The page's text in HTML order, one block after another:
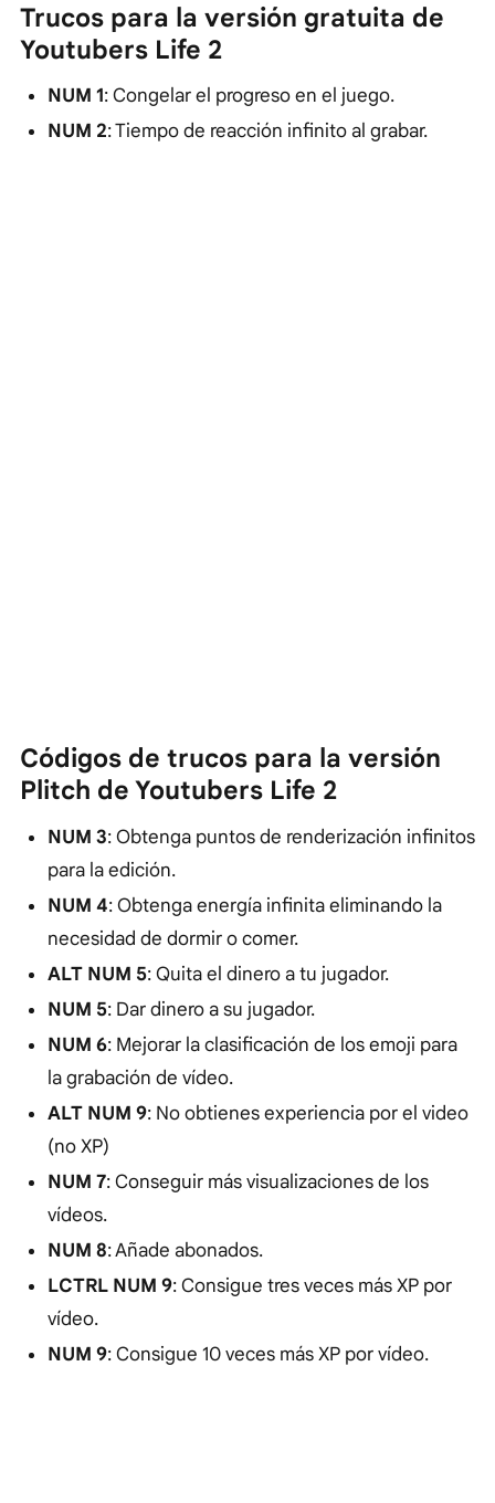
Trucos para la versión gratuita de
Youtubers Life 2
NUM 1: Congelar el progreso en el juego.
NUM 2: Tiempo de reacción infinito al grabar.
Códigos de trucos para la versión
Plitch de Youtubers Life 2
NUM 3: Obtenga puntos de renderización infinitos
para la edición.
NUM 4: Obtenga energía infinita eliminando la
necesidad de dormir o comer.
ALT NUM 5: Quita el dinero a tu jugador.
NUM 5: Dar dinero a su jugador.
NUM 6: Mejorar la clasificación de los emoji para
la grabación de vídeo.
ALT NUM 9: No obtienes experiencia por el video
(no XP)
NUM 7: Conseguir más visualizaciones de los
vídeos.
NUM 8: Añade abonados.
LCTRL NUM 9: Consigue tres veces más XP por
vídeo.
NUM 9: Consigue 10 veces más XP por vídeo.